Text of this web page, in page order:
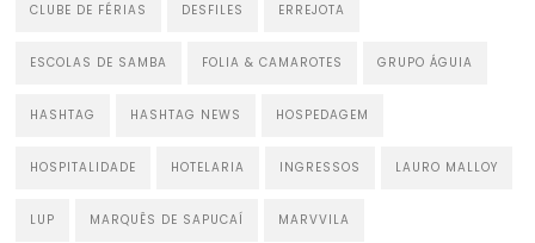
CLUBE DE FÉRIAS DESFILES ERREJOTA
ESCOLAS DE SAMBA FOLIA & CAMAROTES GRUPO ÁGUIA
HASHTAG HASHTAG NEWS HOSPEDAGEM
HOSPITALIDADE HOTELARIA INGRESSOS LAURO MALLOY
LUP MARQUÊS DE SAPUCAÍ MARVVILA